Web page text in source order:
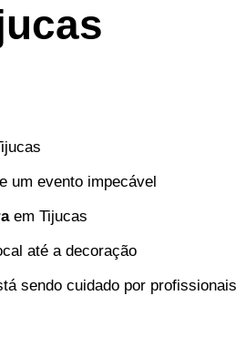
um evento impecável
em Tijucas
até a decoração
sendo cuidado por profissionais